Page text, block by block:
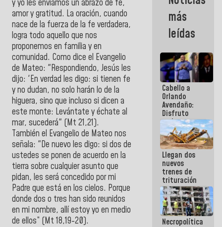
y yo les enviamos un abrazo de fe,
amor y gratitud. La oración, cuando
nace de la fuerza de la fe verdadera,
logra todo aquello que nos
proponemos en familia y en
comunidad. Como dice el Evangelio
de Mateo: "Respondiendo, Jesús les
dijo: 'En verdad les digo: si tienen fe
y no dudan, no solo harán lo de la
higuera, sino que incluso si dicen a
este monte: Levántate y échate al
mar, sucederá" (Mt 21,21).
También el Evangelio de Mateo nos
señala: "De nuevo les digo: si dos de
ustedes se ponen de acuerdo en la
tierra sobre cualquier asunto que
pidan, les será concedido por mi
Padre que está en los cielos. Porque
donde dos o tres han sido reunidos
en mi nombre, allí estoy yo en medio
de ellos” (Mt 18,19-20).
afectados
por
terremotos
más
leídas
Cabello a
Orlando
Avendaño:
Disfruto
cada vez
que escribes
porque lo
que haces
es
embarrarla
Llegan dos
nuevos
trenes de
trituración
para
optimizar
manejo de
escombros
en La Guaira
Necropolítica